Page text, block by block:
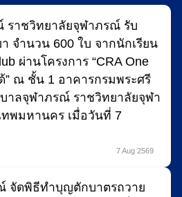
ราชวิทยาลัยจุฬาภรณ์ รับ
จำนวน 600 ใบ จากนักเรียน
ผ่านโครงการ “CRA One
ณ ชั้น 1 อาคารกรมพระศรี
าลจุฬาภรณ์ ราชวิทยาลัยจุฬา
พมหานคร เมื่อวันที่ 7
7 Aug 2569
จัดพิธีทำบุญตักบาตรถวาย